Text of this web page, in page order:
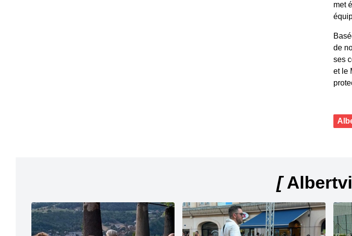
met
de
ses
et le
[